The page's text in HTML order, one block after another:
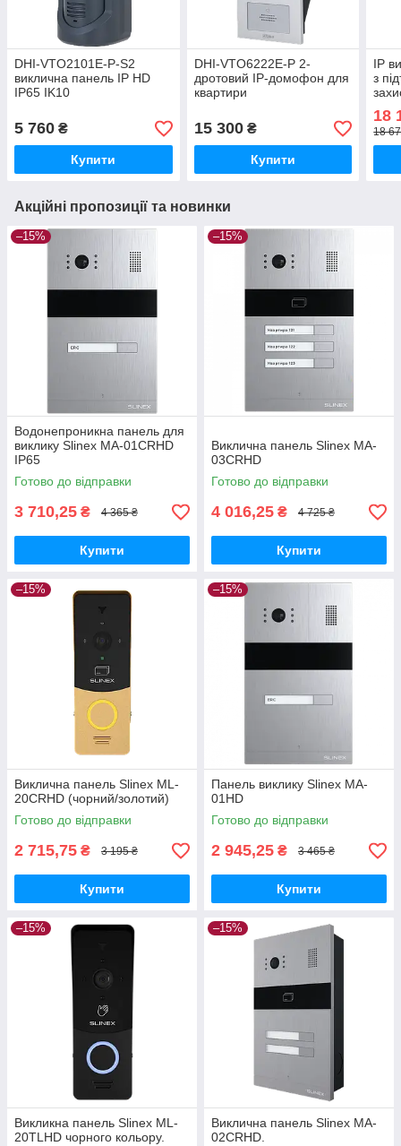
DHI-VTO2101E-P-S2
виклична панель IP HD
IP65 IK10
5 760 ₴
Купити
DHI-VTO6222E-P 2-
дротовий IP-домофон для
квартири
15 300₴
Купити
IP
з
18
18
Акційні пропозиції та новинки
–15%
Водонепроникна панель для
виклику Slinex MA-01CRHD
IP65
Готово до відправки
3 710,25 ₴ 4 365 ₴
Купити
–15%
Виклична панель Slinex MA-
03CRHD
Готово до відправки
4 016,25 ₴ 4 725 ₴
Купити
–15%
Виклична панель Slinex ML-
20CRHD (чорний/золотий)
Готово до відправки
2 715,75 ₴ 3 195 ₴
Купити
–15%
Панель виклику Slinex MA-
01HD
Готово до відправки
2 945,25 ₴ 3 465 ₴
Купити
–15%
Викликна панель Slinex ML-
20TLHD чорного кольору.
–15%
Виклична панель Slinex MA-
02CRHD.